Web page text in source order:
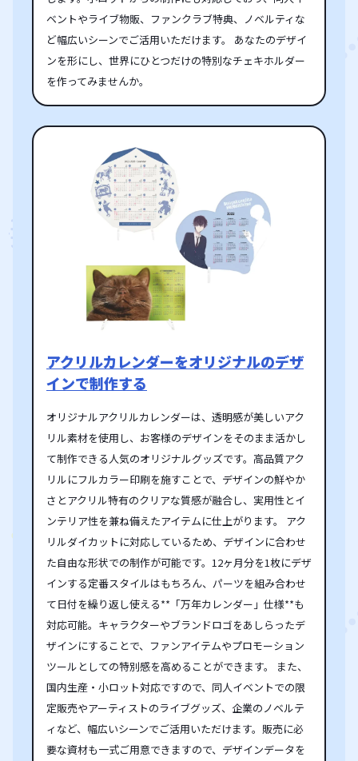
ベントやライブ物販、ファンクラブ特典、ノベルティな
ど幅広いシーンでご活用いただけます。 あなたのデザイ
ンを形にし、世界にひとつだけの特別なチェキホルダー
を作ってみませんか。
アクリルカレンダーをオリジナルのデザ
インで制作する
オリジナルアクリルカレンダーは、透明感が美しいアク
リル素材を使用し、お客様のデザインをそのまま活かし
て制作できる人気のオリジナルグッズです。高品質アク
リルにフルカラー印刷を施すことで、デザインの鮮やか
さとアクリル特有のクリアな質感が融合し、実用性とイ
ンテリア性を兼ね備えたアイテムに仕上がります。 アク
リルダイカットに対応しているため、デザインに合わせ
た自由な形状での制作が可能です。12ヶ月分を1枚にデザ
インする定番スタイルはもちろん、パーツを組み合わせ
て日付を繰り返し使える**「万年カレンダー」仕様**も
対応可能。キャラクターやブランドロゴをあしらったデ
ザインにすることで、ファンアイテムやプロモーション
ツールとしての特別感を高めることができます。 また、
国内生産・小ロット対応ですので、同人イベントでの限
定販売やアーティストのライブグッズ、企業のノベルテ
ィなど、幅広いシーンでご活用いただけます。販売に必
要な資材も一式ご用意できますので、デザインデータを